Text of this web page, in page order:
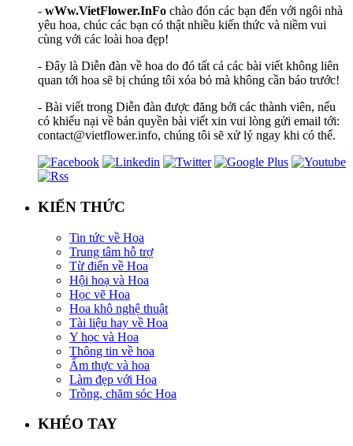
- wWw.VietFlower.InFo chào đón các bạn đến với ngôi nhà
yêu hoa, chúc các bạn có thật nhiều kiến thức và niềm vui
cùng với các loài hoa đẹp!
- Đây là Diễn đàn về hoa do đó tất cả các bài viết không liên
quan tới hoa sẽ bị chúng tôi xóa bỏ mà không cần báo trước!
- Bài viết trong Diễn đàn được đăng bởi các thành viên, nếu
có khiếu nại về bản quyền bài viết xin vui lòng gửi email tới:
contact@vietflower.info, chúng tôi sẽ xử lý ngay khi có thể.
KIẾN THỨC
Tin tức về Hoa
Trung tâm hỗ trợ
Từ điển về Hoa
Hội hoạ và Hoa
Học vẽ Hoa
Hoa khô nghệ thuật
Tài liệu hay về Hoa
Y học và Hoa
Thông tin về hoa
Ẩm thực và hoa
Làm đẹp với Hoa
Trồng, chăm sóc Hoa
KHÉO TAY